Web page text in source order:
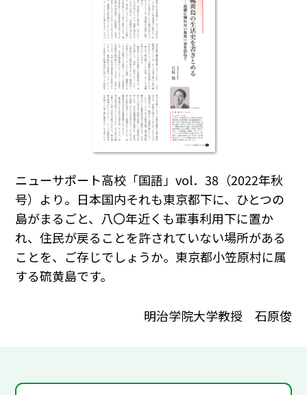
ニューサポート高校「国語」vol．38（2022年秋
号）より。日本国内それも東京都下に、ひとつの
島がまるごと、八〇年近くも軍事利用下に置か
れ、住民が戻ることを許されていない場所がある
ことを、ご存じでしょうか。東京都小笠原村に属
する硫黄島です。
明治学院大学教授 石原俊